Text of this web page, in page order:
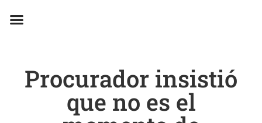
Procurador insistió
que no es el